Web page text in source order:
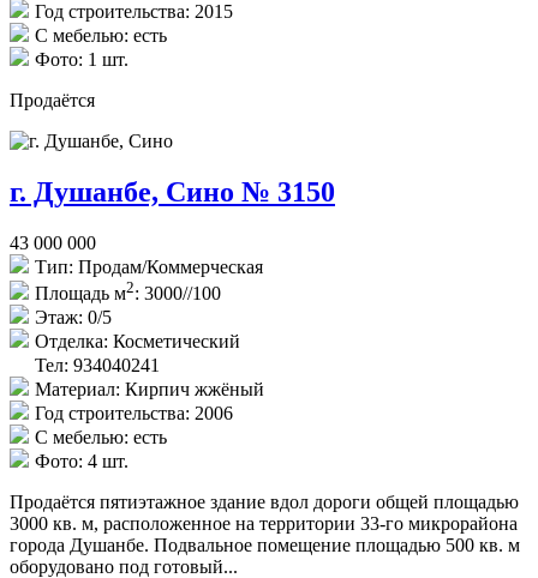
Год строительства: 2015
С мебелью: есть
Фото: 1 шт.
Продаётся
г. Душанбе, Сино № 3150
43 000 000
Тип: Продам/Коммерческая
Площадь м2: 3000//100
Этаж: 0/5
Отделка: Косметический
Тел: 934040241
Материал: Кирпич жжёный
Год строительства: 2006
С мебелью: есть
Фото: 4 шт.
Продаётся пятиэтажное здание вдол дороги общей площадью
3000 кв. м, расположенное на территории 33-го микрорайона
города Душанбе. Подвальное помещение площадью 500 кв. м
оборудовано под готовый...